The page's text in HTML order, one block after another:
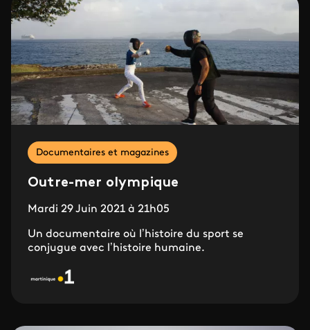
Documentaires et magazines
Outre-mer olympique
Mardi 29 Juin 2021 à 21h05
Un documentaire où l’histoire du sport se
conjugue avec l’histoire humaine.